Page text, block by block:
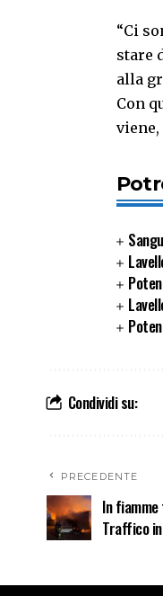
“Ci
stare
alla
Con
Condividi su:
PRECEDENTE
In
Traffico